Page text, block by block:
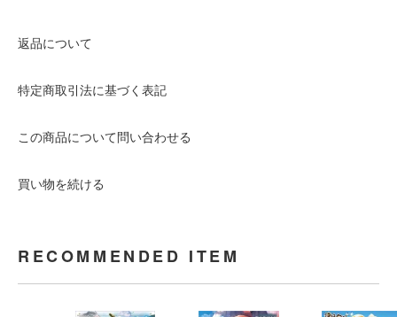
返品について
特定商取引法に基づく表記
この商品について問い合わせる
買い物を続ける
RECOMMENDED ITEM